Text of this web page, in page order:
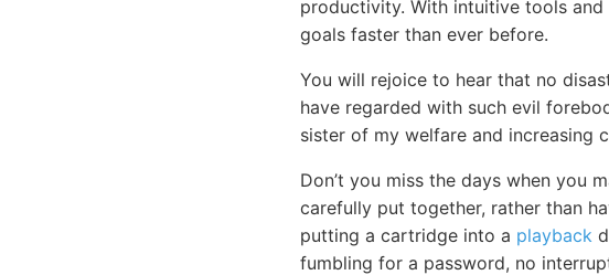
productivity. With intuitive tools
goals faster than ever before.
You will rejoice to hear that no
have regarded with such evil
sister of my welfare and increasing
Don’t you miss the days when you
carefully put together, rather than
putting a cartridge into a playback
fumbling for a password, no